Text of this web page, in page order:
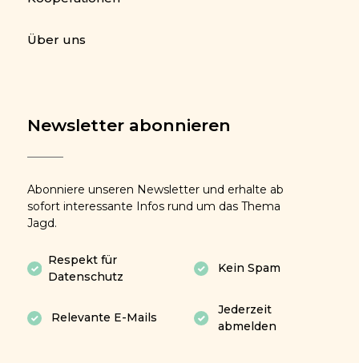
Über uns
Newsletter abonnieren
Abonniere unseren Newsletter und erhalte ab
sofort interessante Infos rund um das Thema
Jagd.
Respekt für
Datenschutz
Kein Spam
Relevante E-Mails
Jederzeit
abmelden